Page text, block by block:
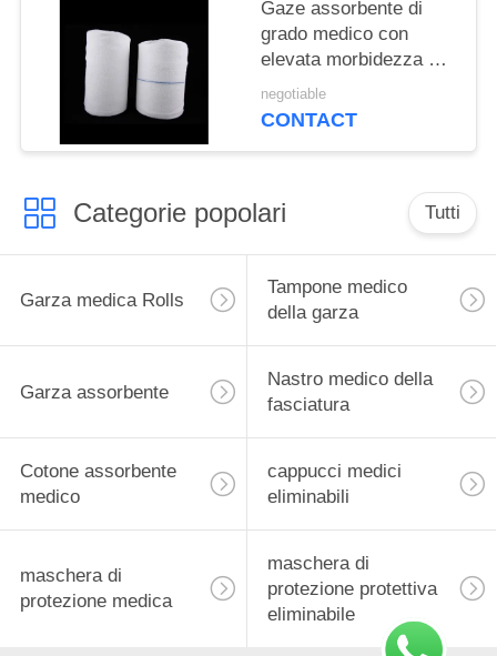
Gaze assorbente di
grado medico con
elevata morbidezza e
tessuto di cotone
negotiable
CONTACT
Categorie popolari Tutti
Garza medica Rolls
Tampone medico
della garza
Garza assorbente
Nastro medico della
fasciatura
Cotone assorbente
medico
cappucci medici
eliminabili
maschera di
protezione medica
maschera di
protezione protettiva
eliminabile